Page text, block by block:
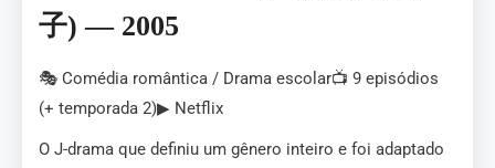
子) — 2005
🎭 Comédia romântica / Drama escolar📺 9 episódios
(+ temporada 2)▶ Netflix
O J-drama que definiu um gênero inteiro e foi adaptado